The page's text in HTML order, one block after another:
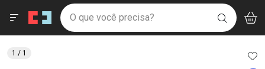
Drogaria São Paulo
Ir direto para a home
pela página
Ir direto para o conteúdo
Ir direto para a busca
Ir direto para a conta
Faça a sua busca
O que você precisa? BUSCAR
Menu
1 / 1